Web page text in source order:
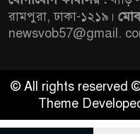
রামপুরা, ঢাকা-১২১৯।
newsvob57@gmail.
© All rights reserved
Theme